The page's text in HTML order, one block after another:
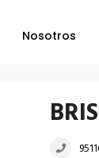
Nosotros